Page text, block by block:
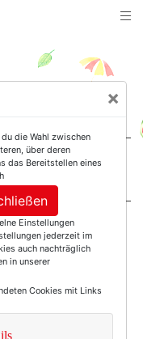
Girls.
rot.
kann man
für dieses Winter
Ich summe im
Winter
×
die Wahl zwischen
über deren
das Bereitstellen eines
Einstellungen
jederzeit im
auch nachträglich
in unserer
Cookies mit Links